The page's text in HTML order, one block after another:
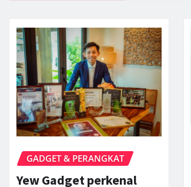
GADGET & PERANGKAT
Yew Gadget perkenal